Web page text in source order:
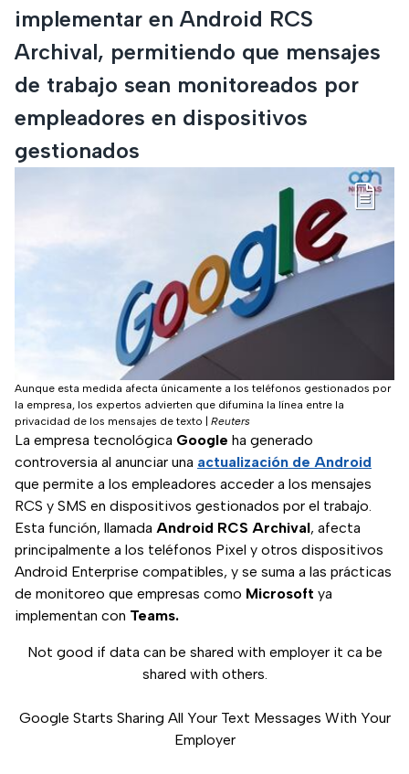
implementar en Android RCS
Archival, permitiendo que mensajes
de trabajo sean monitoreados por
empleadores en dispositivos
gestionados
Aunque esta medida afecta únicamente a los teléfonos gestionados por
la empresa, los expertos advierten que difumina la línea entre la
privacidad de los mensajes de texto
Reuters
La empresa tecnológica Google ha generado
controversia al anunciar una actualización de Android
que permite a los empleadores acceder a los mensajes
RCS y SMS en dispositivos gestionados por el trabajo.
Esta función, llamada Android RCS Archival, afecta
principalmente a los teléfonos Pixel y otros dispositivos
Android Enterprise compatibles, y se suma a las prácticas
de monitoreo que empresas como Microsoft ya
implementan con Teams.
Not good if data can be shared with employer it ca be
shared with others.
Google Starts Sharing All Your Text Messages With Your
Employer